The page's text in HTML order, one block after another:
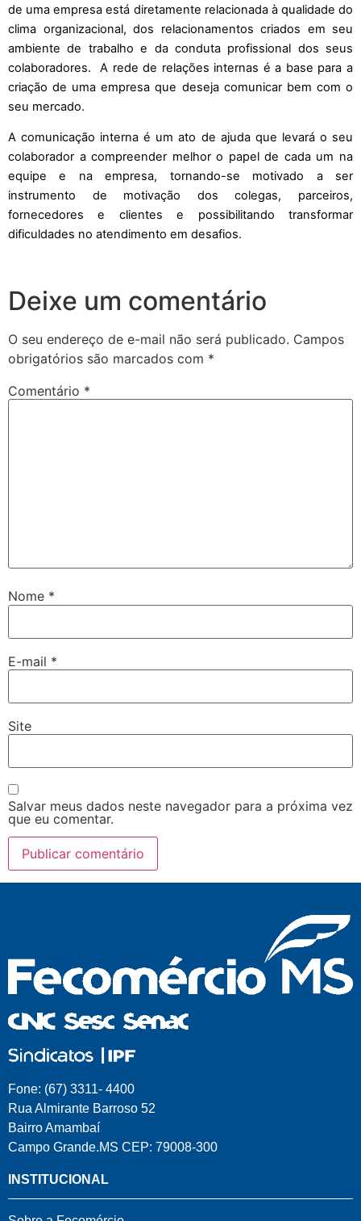
de uma empresa está diretamente relacionada à qualidade do
clima organizacional, dos relacionamentos criados em seu
ambiente de trabalho e da conduta profissional dos seus
colaboradores. A rede de relações internas é a base para a
criação de uma empresa que deseja comunicar bem com o
seu mercado.
A comunicação interna é um ato de ajuda que levará o seu
colaborador a compreender melhor o papel de cada um na
equipe e na empresa, tornando-se motivado a ser
instrumento de motivação dos colegas, parceiros,
fornecedores e clientes e possibilitando transformar
dificuldades no atendimento em desafios.
Deixe um comentário
O seu endereço de e-mail não será publicado. Campos
obrigatórios são marcados com *
Comentário *
Nome *
E-mail *
Site
Salvar meus dados neste navegador para a próxima vez
que eu comentar.
Fone: (67) 3311- 4400
Rua Almirante Barroso 52
Bairro Amambaí
Campo Grande.MS CEP: 79008-300
INSTITUCIONAL